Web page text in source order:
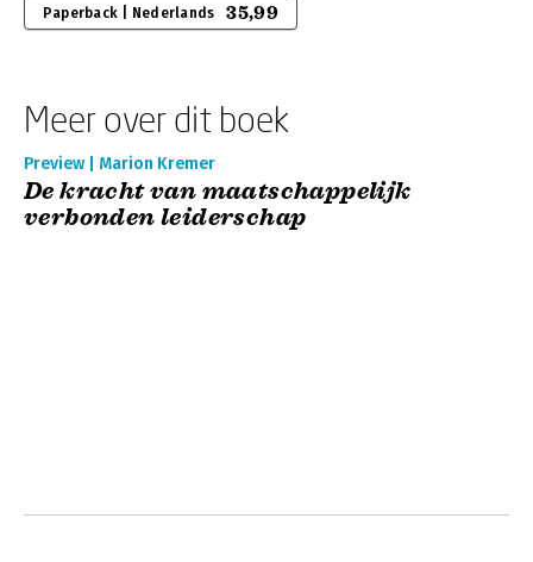
Paperback | Nederlands 35,99
Meer over dit boek
Preview | Marion Kremer
De kracht van maatschappelijk
verbonden leiderschap